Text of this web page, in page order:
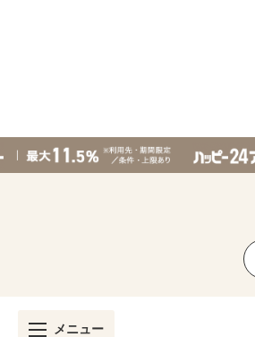
メニュー